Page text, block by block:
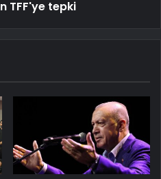
TFF'ye tepki